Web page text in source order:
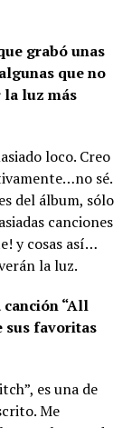
grabó unas
que no
luz más
loco. Creo
sé.
del álbum, sólo
canciones
y cosas así…
la luz.
“All
sus favoritas
es una de
Me